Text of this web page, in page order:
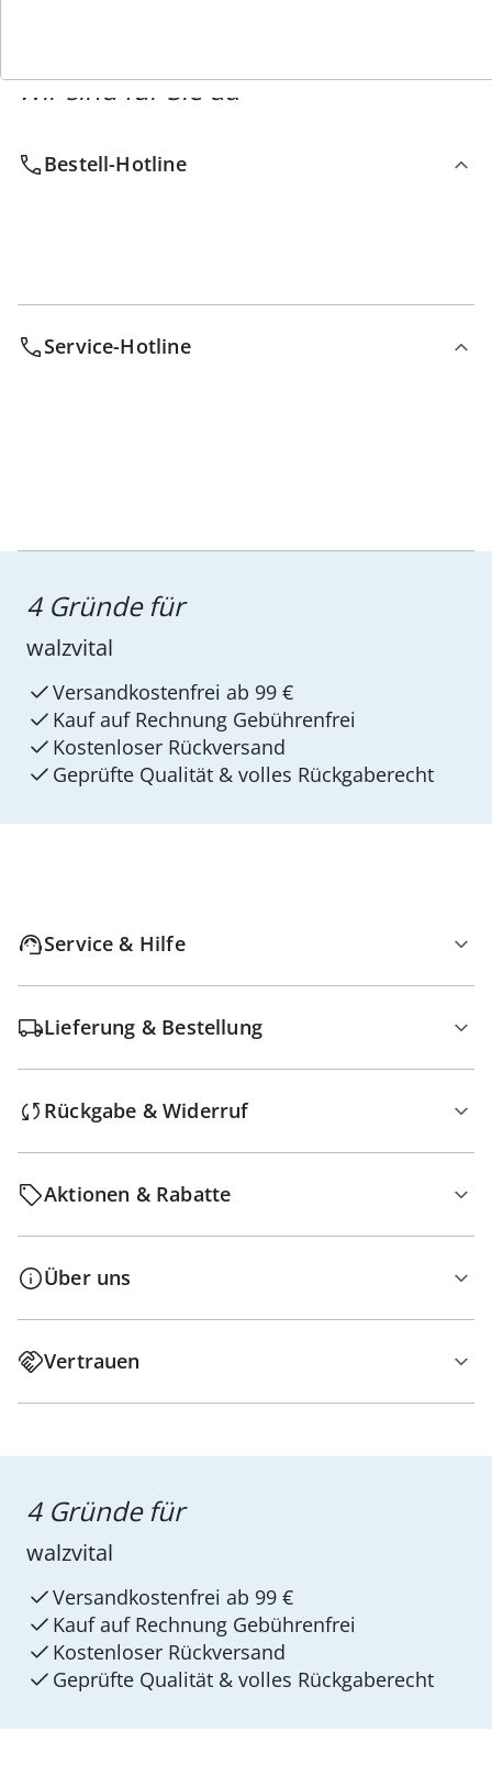
Wir sind für Sie da
Bestell-Hotline
Service-Hotline
4 Gründe für
walzvital
Versandkostenfrei ab 99 €
Kauf auf Rechnung Gebührenfrei
Kostenloser Rückversand
Geprüfte Qualität & volles Rückgaberecht
Service & Hilfe
Lieferung & Bestellung
Rückgabe & Widerruf
Aktionen & Rabatte
Über uns
Vertrauen
4 Gründe für
walzvital
Versandkostenfrei ab 99 €
Kauf auf Rechnung Gebührenfrei
Kostenloser Rückversand
Geprüfte Qualität & volles Rückgaberecht